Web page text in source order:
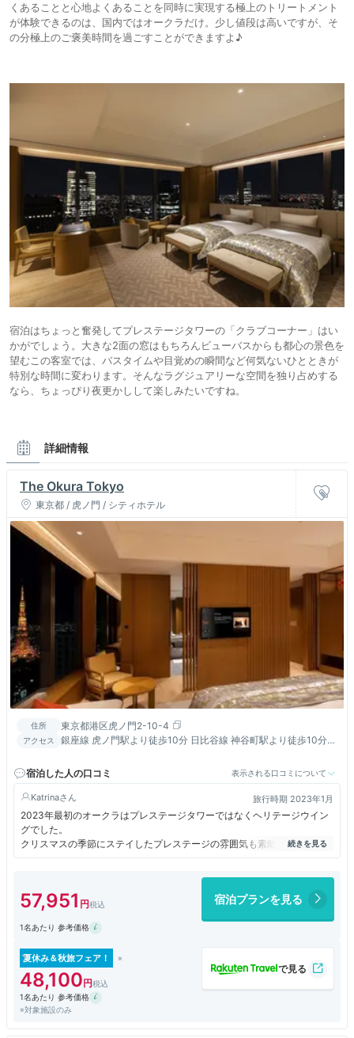
くあることと心地よくあることを同時に実現する極上のトリートメント
が体験できるのは、国内ではオークラだけ。少し値段は高いですが、そ
の分極上のご褒美時間を過ごすことができますよ♪
宿泊はちょっと奮発してプレステージタワーの「クラブコーナー」はい
かがでしょう。大きな2面の窓はもちろんビューバスからも都心の景色を
望むこの客室では、バスタイムや目覚めの瞬間など何気ないひとときが
特別な時間に変わります。そんなラグジュアリーな空間を独り占めする
なら、ちょっぴり夜更かしして楽しみたいですね。
詳細情報
The Okura Tokyo
東京都 / 虎ノ門 / シティホテル
住所 東京都港区虎ノ門2-10-4
アクセス
銀座線 虎ノ門駅より徒歩10分 日比谷線 神谷町駅より徒歩10分
て約15分
宿泊した人の口コミ 表示される口コミについて
Katrina 旅行時期 2023年1月
2023年最初のオークラはプレステージタワーではなくヘリテージウイン
グでした。
クリスマスの季節にステイしたプレステージの雰囲気も素敵でしたが、や
はりヘリテージはプライベート感があるし喧騒から離れてホッと一息つけ
着いて滞在を楽しみたい方におすすめです。
もし高層からの眺望を楽しみたいなら、クラブラウンジのあるプレステー
ジタワーからも東京の夜景が十分に堪能出来ますし。
ナなどの水周りがお部屋の内側？にあるワイドリビングタイプのお部屋を
チョイス。ビューバスではありませんがそれはそれで気に入りました。
スタッフは慌ただしそうなプレステージよりも、こちらの方が穏やかで朗
らかでフレンドリー。館内はプレステージよりも上質感で溢れているの
に、不思議とアットホームな感じも魅力のひとつ。
57,951 宿泊プランを見る
1名あたり 参考価格
夏休み＆秋旅フェア！
48,100
1名あたり 参考価格
※対象施設のみ